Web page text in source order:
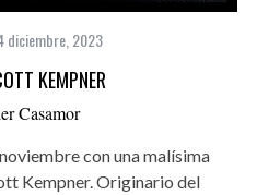
diciembre, 2023
KEMPNER
Casamor
con una malísima
Kempner. Originario del